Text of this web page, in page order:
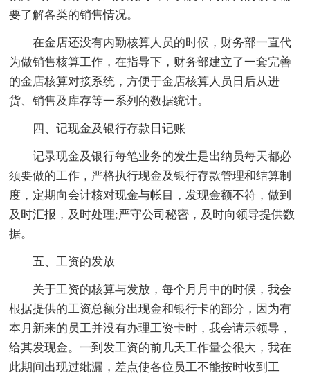
要了解各类的销售情况。
在金店还没有内勤核算人员的时候，财务部一直代
为做销售核算工作，在指导下，财务部建立了一套完善
的金店核算对接系统，方便于金店核算人员日后从进
货、销售及库存等一系列的数据统计。
四、记现金及银行存款日记账
记录现金及银行每笔业务的发生是出纳员每天都必
须要做的工作，严格执行现金及银行存款管理和结算制
度，定期向会计核对现金与帐目，发现金额不符，做到
及时汇报，及时处理;严守公司秘密，及时向领导提供数
据。
五、工资的发放
关于工资的核算与发放，每个月月中的时候，我会
根据提供的工资总额分出现金和银行卡的部分，因为有
本月新来的员工并没有办理工资卡时，我会请示领导，
给其发现金。一到发工资的前几天工作量会很大，我在
此期间出现过纰漏，差点使各位员工不能按时收到工